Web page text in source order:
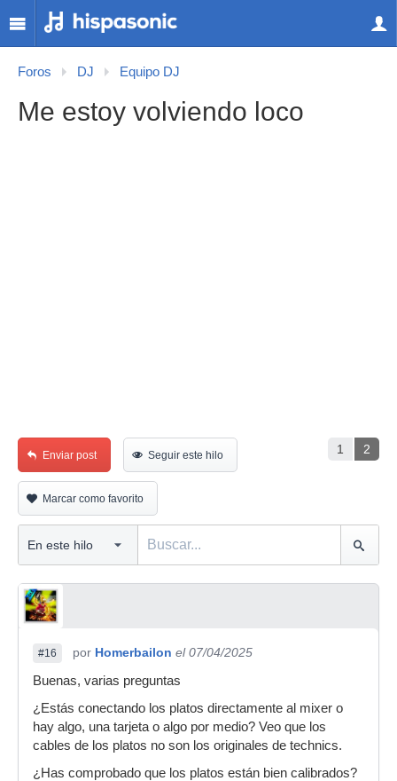
Foros DJ Equipo DJ
Me estoy volviendo loco
1 2
Enviar post Seguir este hilo
Marcar como favorito
#16 por Homerbailon el 07/04/2025
Buenas, varias preguntas
¿Estás conectando los platos directamente al mixer o
hay algo, una tarjeta o algo por medio? Veo que los
cables de los platos no son los originales de technics.
¿Has comprobado que los platos están bien calibrados?